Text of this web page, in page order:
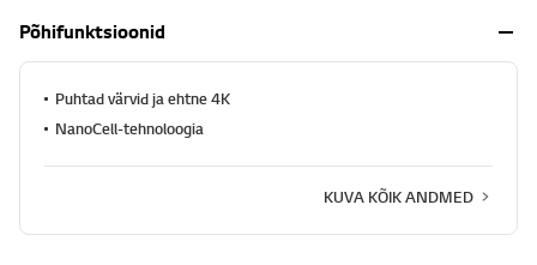
Põhifunktsioonid
Puhtad värvid ja ehtne 4K
NanoCell-tehnoloogia
KUVA KÕIK ANDMED